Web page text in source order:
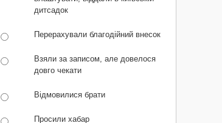
дитсадок
Перерахували благодійний внесок
Взяли за записом, але довелося
довго чекати
Відмовилися брати
Просили хабар